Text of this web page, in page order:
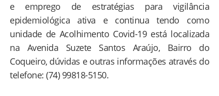
e emprego de estratégias para vigilância
epidemiológica ativa e continua tendo como
unidade de Acolhimento Covid-19 está localizada
na Avenida Suzete Santos Araújo, Bairro do
Coqueiro, dúvidas e outras informações através do
telefone: (74) 99818-5150.